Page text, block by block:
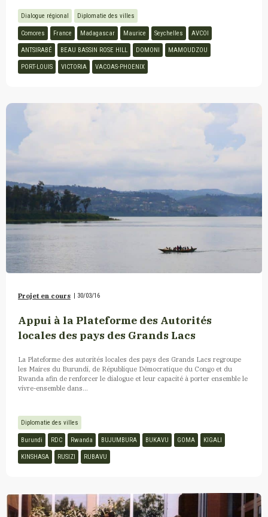
Dialogue régional Diplomatie des villes
Comores France Madagascar Maurice Seychelles AVCOI
ANTSIRABÉ BEAU BASSIN ROSE HILL DOMONI MAMOUDZOU
PORT-LOUIS VICTORIA VACOAS-PHOENIX
Projet en cours | 30/03/16
Appui à la Plateforme des Autorités
locales des pays des Grands Lacs
La Plateforme des autorités locales des pays des Grands Lacs regroupe
les Maires du Burundi, de République Démocratique du Congo et du
Rwanda afin de renforcer le dialogue et leur capacité à porter ensemble le
vivre-ensemble dans...
Diplomatie des villes
Burundi RDC Rwanda BUJUMBURA BUKAVU GOMA KIGALI
KINSHASA RUSIZI RUBAVU